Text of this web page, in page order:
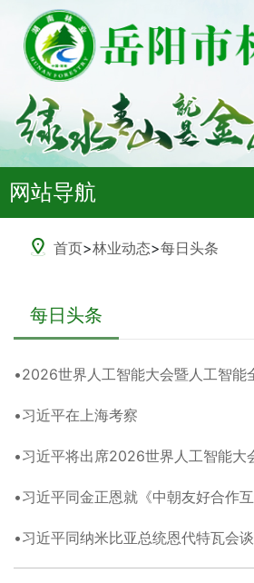
网站导航
首页>林业动态>每日头条
每日头条
习近平在上海考察
习近平同纳米比亚总统恩代特瓦会谈